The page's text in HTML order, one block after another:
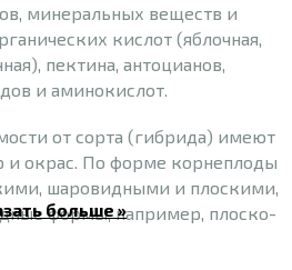
минеральных веществ и
кислот (яблочная,
пектина, антоцианов,
и аминокислот.
от сорта (гибрида) имеют
и окрас. По форме корнеплоды
шаровидными и плоскими,
формы, например, плоско-
больше »